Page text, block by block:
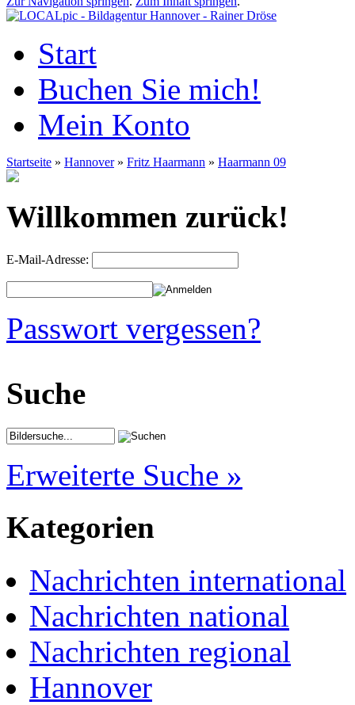
Start
Buchen Sie mich!
Mein Konto
Startseite » Hannover» Fritz Haarmann » Haarmann 09
Willkommen zurück!
E-Mail-Adresse:
Passwort vergessen?
Suche
Erweiterte Suche »
Kategorien
Nachrichten international
Nachrichten national
Nachrichten regional
Hannover